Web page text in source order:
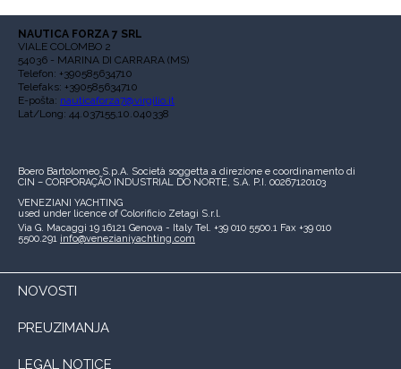
NAUTICA FORZA 7 SRL
VIALE COLOMBO 2
54036 - MARINA DI CARRARA (MS)
Telefon: +390585634710
Telefaks: +390585634710
E-pošta: nauticaforza7@virgilio.it
Lat/Long: 44.037155,10.040338
Boero Bartolomeo S.p.A. Società soggetta a direzione e coordinamento di
CIN – CORPORAÇÃO INDUSTRIAL DO NORTE, S.A. P.I. 00267120103
VENEZIANI YACHTING
used under licence of Colorificio Zetagi S.r.l.
Via G. Macaggi 19 16121 Genova - Italy Tel. +39 010 5500.1 Fax +39 010
5500.291 info@venezianiyachting.com
NOVOSTI
PREUZIMANJA
LEGAL NOTICE